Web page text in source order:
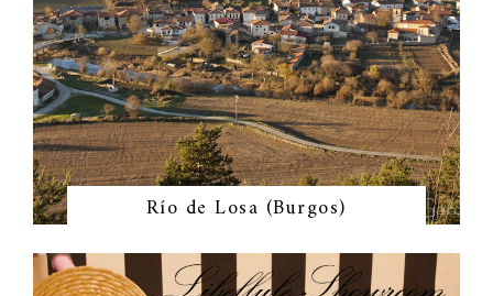
Río de Losa (Burgos)